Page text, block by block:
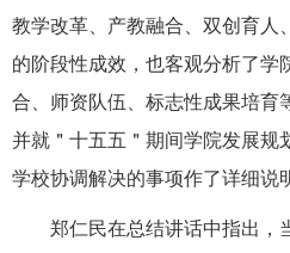
教学改革、产教融合、双创育人
的阶段性成效 ， 也客观分析了学
合、师资队伍、标志性成果培育
并就＂十五五＂期间学院发展规
学校协调解决的事项作了详细说
郑仁民在总结讲话中指出，